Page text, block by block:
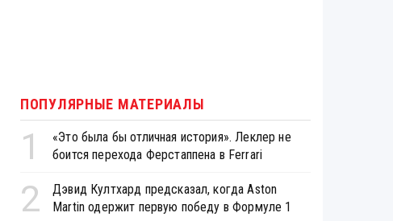
ПОПУЛЯРНЫЕ МАТЕРИАЛЫ
1
«Это была бы отличная история». Леклер не
боится перехода Ферстаппена в Ferrari
2
Дэвид Култхард предсказал, когда Aston
Martin одержит первую победу в Формуле 1